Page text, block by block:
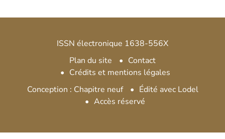
ISSN électronique 1638-556X
Plan du site
Contact
Crédits et mentions légales
Conception : Chapitre neuf
Édité avec Lodel
Accès réservé